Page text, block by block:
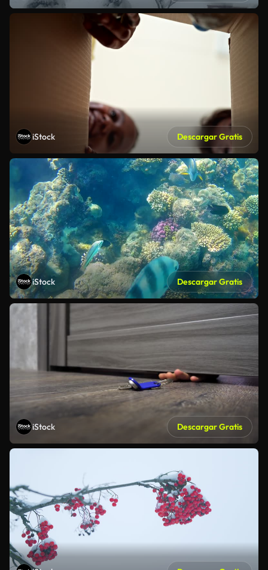
iStock Descargar Gratis
iStock Descargar Gratis
iStock Descargar Gratis